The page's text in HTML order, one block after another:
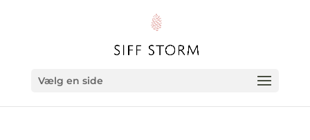
Vælg en side